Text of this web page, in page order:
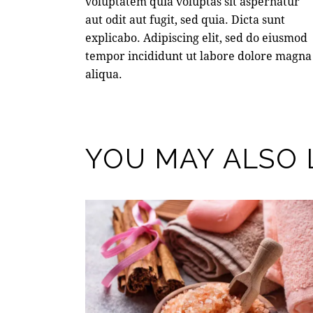
aut odit aut fugit, sed quia. Dicta sunt
explicabo. Adipiscing elit, sed do eiusmod
tempor incididunt ut labore dolore magna
aliqua.
YOU MAY ALSO